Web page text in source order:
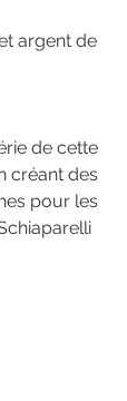
argent de
créant des
pour les